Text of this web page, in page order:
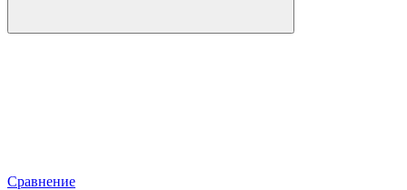
Сравнение